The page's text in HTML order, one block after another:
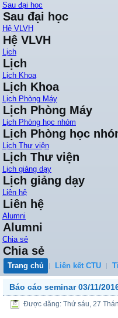
Sau đại học
Sau đại học
Hệ VLVH
Hệ VLVH
Lịch
Lịch
Lịch Khoa
Lịch Khoa
Lịch Phòng Máy
Lịch Phòng Máy
Lịch Phòng học nhóm
Lịch Phòng học
Lịch Thư viện
Lịch Thư viện
Lịch giảng dạy
Lịch giảng dạy
Liên hệ
Liên hệ
Alumni
Alumni
Chia sẻ
Chia sẻ
Trang chủ Liên kết CTU
Báo cáo seminar 03/11/
Được đăng: Thứ sáu, 27